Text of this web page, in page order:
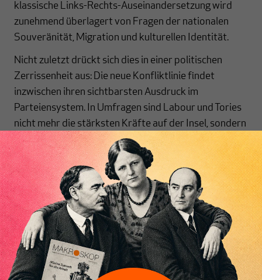
Inhaltsverzeichnis
klassische Links-Rechts-Auseinandersetzung wird
zunehmend überlagert von Fragen der nationalen
Souveränität, Migration und kulturellen Identität.
Nicht zuletzt drückt sich dies in einer politischen
Zerrissenheit aus: Die neue Konfliktlinie findet
inzwischen ihren sichtbarsten Ausdruck im
Parteiensystem. In Umfragen sind Labour und Tories
nicht mehr die stärksten Kräfte auf der Insel, sondern
Reform UK – obgleich das Mehrheitswahlrecht bisher
verhindert, dass Reform viele Abgeordnete und den
Premier stellt. Als Brexit Party gegründet, gelingt es
ihr kulturell und lebensweltlich an traditionelle
Arbeitermilieus anzuknüpfen und damit ehemalige
Labour-Kernwähler für sich zu gewinnen.
Auf der anderen Seite stehen die Greens, deren
Hochburgen vor allem in urbanen, akademischen und
postmateriellen Milieus liegen. Sie konkurrieren vor